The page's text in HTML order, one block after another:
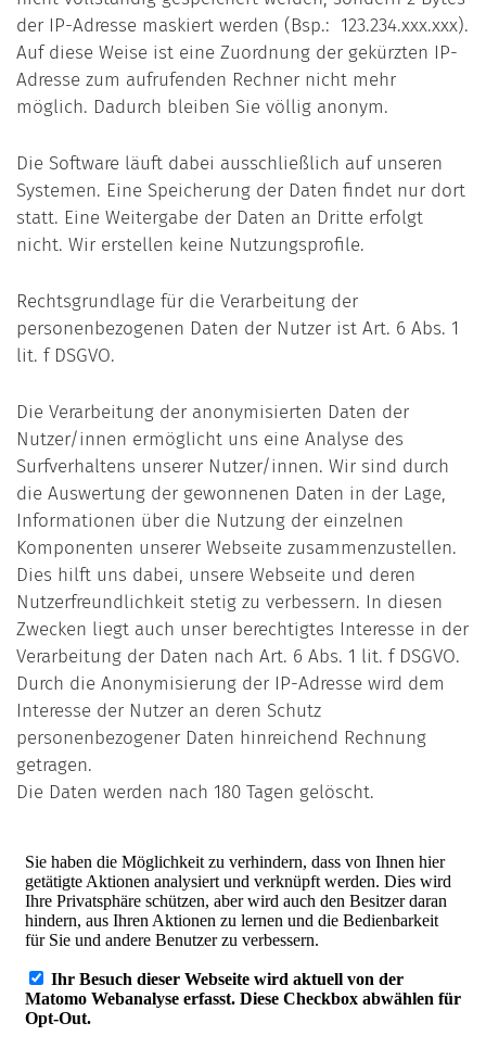
der IP-Adresse maskiert werden (Bsp.: 123.234.xxx.xxx).
Auf diese Weise ist eine Zuordnung der gekürzten IP-
Adresse zum aufrufenden Rechner nicht mehr
möglich. Dadurch bleiben Sie völlig anonym.
Die Software läuft dabei ausschließlich auf unseren
Systemen. Eine Speicherung der Daten findet nur dort
statt. Eine Weitergabe der Daten an Dritte erfolgt
nicht. Wir erstellen keine Nutzungsprofile.
Rechtsgrundlage für die Verarbeitung der
personenbezogenen Daten der Nutzer ist Art. 6 Abs. 1
lit. f DSGVO.
Die Verarbeitung der anonymisierten Daten der
Nutzer/innen ermöglicht uns eine Analyse des
Surfverhaltens unserer Nutzer/innen. Wir sind durch
die Auswertung der gewonnenen Daten in der Lage,
Informationen über die Nutzung der einzelnen
Komponenten unserer Webseite zusammenzustellen.
Dies hilft uns dabei, unsere Webseite und deren
Nutzerfreundlichkeit stetig zu verbessern. In diesen
Zwecken liegt auch unser berechtigtes Interesse in der
Verarbeitung der Daten nach Art. 6 Abs. 1 lit. f DSGVO.
Durch die Anonymisierung der IP-Adresse wird dem
Interesse der Nutzer an deren Schutz
personenbezogener Daten hinreichend Rechnung
getragen.
Die Daten werden nach 180 Tagen gelöscht.